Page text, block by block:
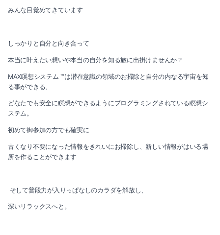
みんな目覚めてきています
しっかりと自分と向き合って
本当に叶えたい想いや本当の自分を知る旅に出掛けませんか？
MAX瞑想システム ™️は潜在意識の領域のお掃除と自分の内なる宇宙を知
る事ができる、
どなたでも安全に瞑想ができるようにプログラミングされている瞑想シ
ステム。
初めて御参加の方でも確実に
古くなり不要になった情報をきれいにお掃除し、新しい情報がはいる場
所を作ることができます
そして普段力が入りっぱなしのカラダを解放し、
深いリラックスへと。